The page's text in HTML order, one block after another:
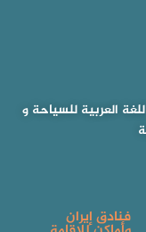
العربية للسياحة و
فنادق إيران